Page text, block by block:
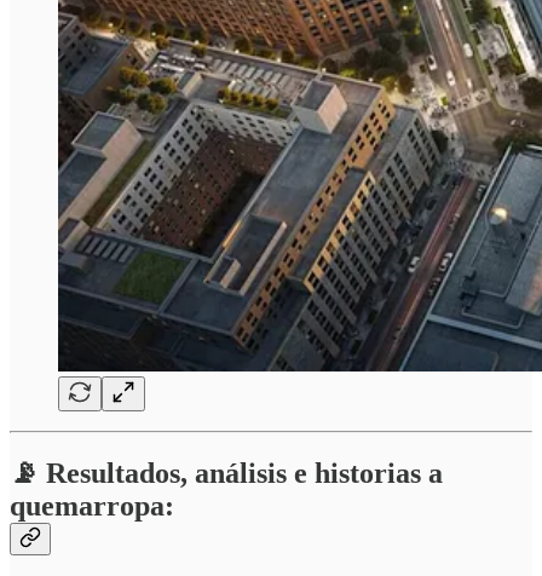
📡 Resultados, análisis e historias a
quemarropa: